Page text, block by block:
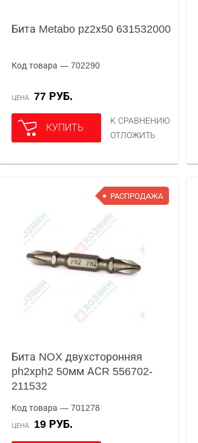
Бита Metabo pz2х50 631532000
Код товара — 702290
ЦЕНА 77 РУБ.
КУПИТЬ
К СРАВНЕНИЮ
ОТЛОЖИТЬ
РАСПРОДАЖА
Бита NOX двухсторонняя
ph2хph2 50мм АСR 556702-
211532
Код товара — 701278
ЦЕНА 19 РУБ.